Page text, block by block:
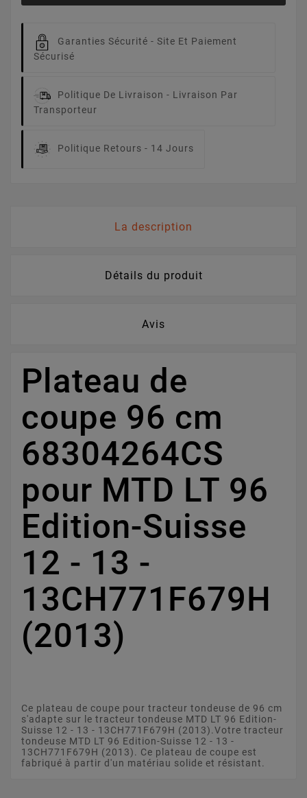
Garanties Sécurité - Site Et Paiement
Sécurisé
Politique De Livraison - Livraison Par
Transporteur
Politique Retours - 14 Jours
La description
Détails du produit
Avis
Plateau de
coupe 96 cm
68304264CS
pour MTD LT 96
Edition-Suisse
12 - 13 -
13CH771F679H
(2013)
Ce plateau de coupe pour tracteur tondeuse de 96 cm
s'adapte sur le tracteur tondeuse MTD LT 96 Edition-
Suisse 12 - 13 - 13CH771F679H (2013).Votre tracteur
tondeuse MTD LT 96 Edition-Suisse 12 - 13 -
13CH771F679H (2013). Ce plateau de coupe est
fabriqué à partir d'un matériau solide et résistant.